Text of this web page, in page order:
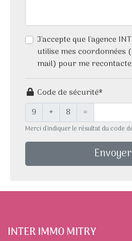
J'accepte que l'agence
utilise mes coordonnées
mail) pour me
Code de sécurité*
9
+ 8 =
Merci d'indiquer le résultat du code
Envoyer
INTER IMMO MITRY